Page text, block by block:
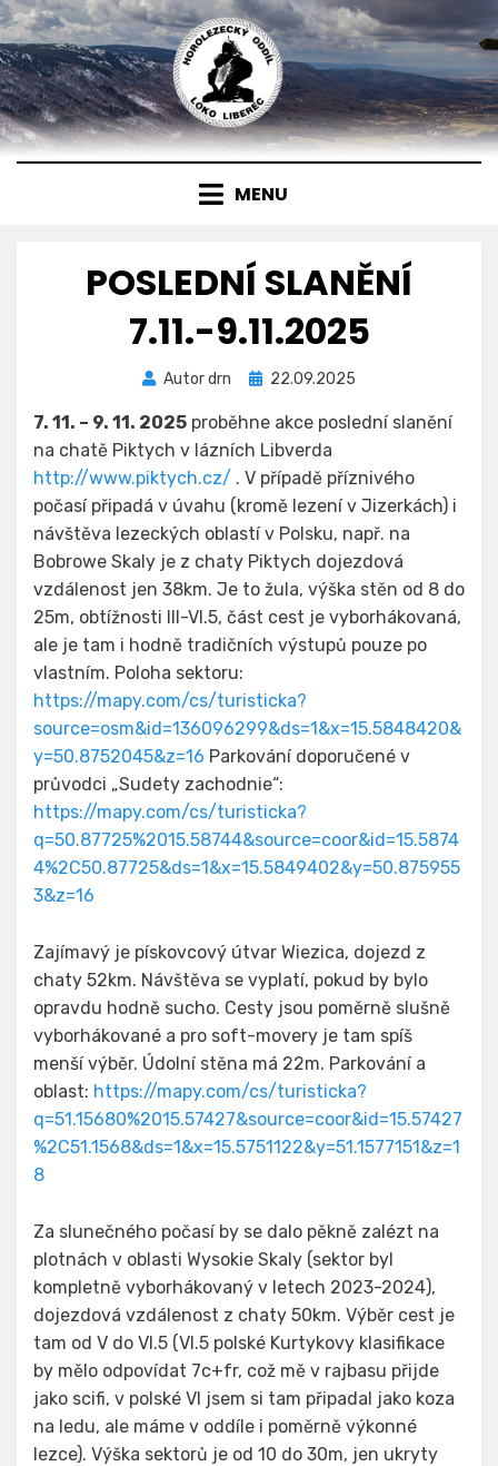
Přejít
k
obsahu
MENU
POSLEDNÍ SLANĚNÍ
7.11.-9.11.2025
Autordrn
Zveřejněno
22.09.2025
7. 11. – 9. 11. 2025 proběhne akce poslední slanění
na chatě Piktych v lázních Libverda
http://www.piktych.cz/ . V případě příznivého
počasí připadá v úvahu (kromě lezení v Jizerkách) i
návštěva lezeckých oblastí v Polsku, např. na
Bobrowe Skaly je z chaty Piktych dojezdová
vzdálenost jen 38km. Je to žula, výška stěn od 8 do
25m, obtížnosti III-VI.5, část cest je vyborhákovaná,
ale je tam i hodně tradičních výstupů pouze po
vlastním. Poloha sektoru:
https://mapy.com/cs/turisticka?
source=osm&id=136096299&ds=1&x=15.5848420&
y=50.8752045&z=16 Parkování doporučené v
průvodci „Sudety zachodnie“:
https://mapy.com/cs/turisticka?
q=50.87725%2015.58744&source=coor&id=15.5874
4%2C50.87725&ds=1&x=15.5849402&y=50.875955
3&z=16
Zajímavý je pískovcový útvar Wiezica, dojezd z
chaty 52km. Návštěva se vyplatí, pokud by bylo
opravdu hodně sucho. Cesty jsou poměrně slušně
vyborhákované a pro soft-movery je tam spíš
menší výběr. Údolní stěna má 22m. Parkování a
oblast: https://mapy.com/cs/turisticka?
q=51.15680%2015.57427&source=coor&id=15.57427
%2C51.1568&ds=1&x=15.5751122&y=51.1577151&z=1
8
Za slunečného počasí by se dalo pěkně zalézt na
plotnách v oblasti Wysokie Skaly (sektor byl
kompletně vyborhákovaný v letech 2023-2024),
dojezdová vzdálenost z chaty 50km. Výběr cest je
tam od V do VI.5 (VI.5 polské Kurtykovy klasifikace
by mělo odpovídat 7c+fr, což mě v rajbasu přijde
jako scifi, v polské VI jsem si tam připadal jako koza
na ledu, ale máme v oddíle i poměrně výkonné
lezce). Výška sektorů je od 10 do 30m, jen ukryty